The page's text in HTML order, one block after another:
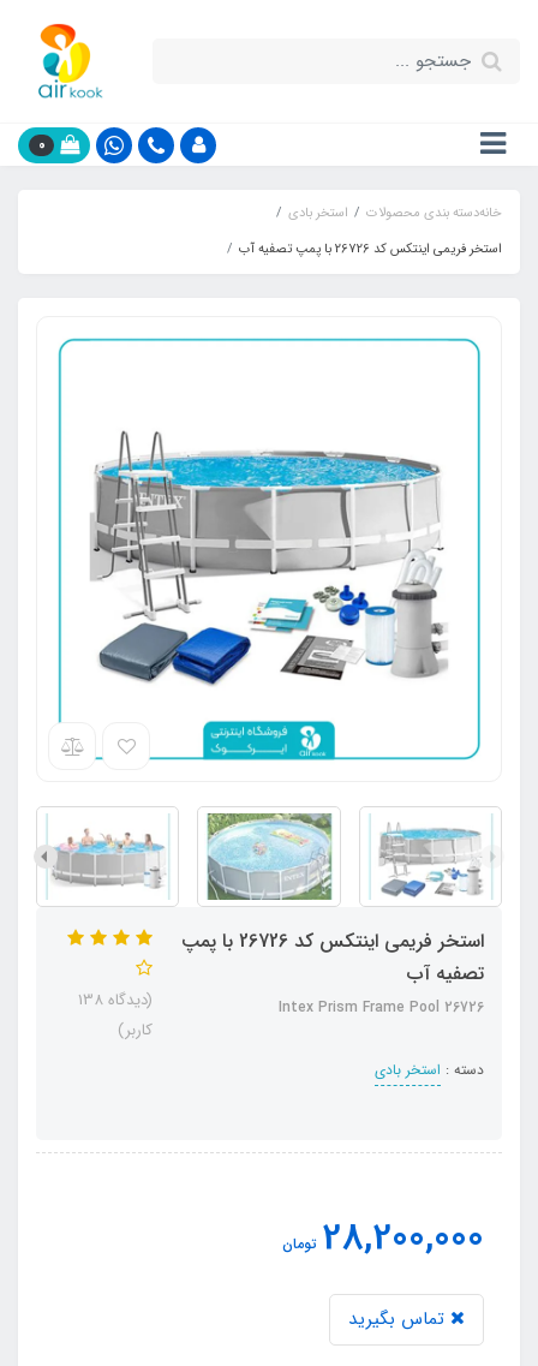
0
خانهدسته بندی محصولات
استخر بادی
استخر فریمی اینتکس کد 26726 با پمپ تصفیه آب
استخر فریمی اینتکس کد 26726 با پمپ
تصفیه آب
Intex Prism Frame Pool 26726
دسته : استخر بادی
(دیدگاه 138
کاربر)
28,200,000 تومان
تماس بگیرید